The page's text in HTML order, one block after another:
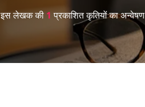
इस लेखक की 1 प्रकाशित कृतियों का